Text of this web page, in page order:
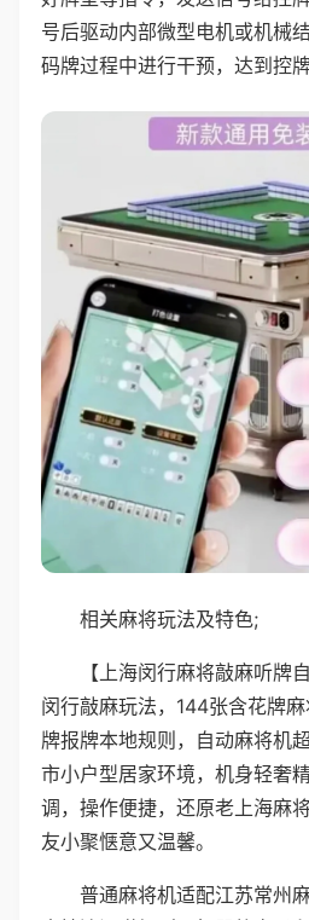
号后驱动内部微型电机或机械
码牌过程中进行干预，达到控牌
相关麻将玩法及特色;
【上海闵行麻将敲麻听牌
闵行敲麻玩法，144张含花牌
牌报牌本地规则，自动麻将机
市小户型居家环境，机身轻奢
调，操作便捷，还原老上海麻
友小聚惬意又温馨。
普通麻将机适配江苏常州